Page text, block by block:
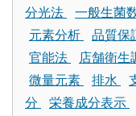
分光法
一般生菌
元素分析
品質保
官能法
店舗衛生
微量元素
排水
分
栄養成分表示